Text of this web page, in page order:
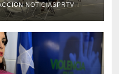
NOTICIASPRTV